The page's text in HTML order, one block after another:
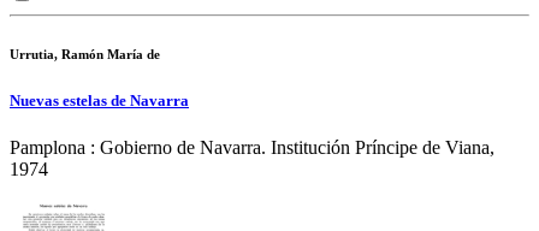
Urrutia, Ramón María de
Nuevas estelas de Navarra
Pamplona : Gobierno de Navarra. Institución Príncipe de Viana,
1974